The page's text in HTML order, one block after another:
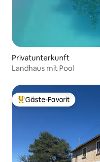
Privatunterkunft
Landhaus mit Pool
Beliebter Gäste-Favorit.
Gäste-Favorit